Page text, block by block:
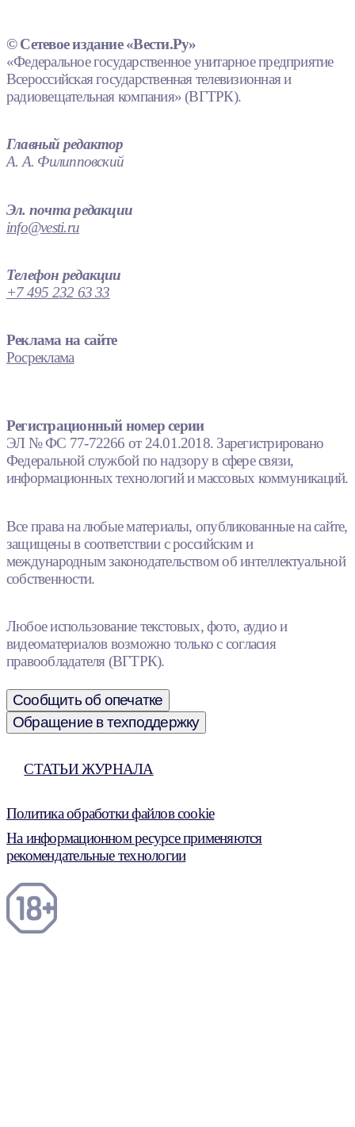
© Сетевое издание «Вести.Ру»
«Федеральное государственное унитарное предприятие
Всероссийская государственная телевизионная и
радиовещательная компания» (ВГТРК).
Главный редактор
А. А. Филипповский
Эл. почта редакции
info@vesti.ru
Телефон редакции
+7 495 232 63 33
Реклама на сайте
Росреклама
Регистрационный номер серии
ЭЛ № ФС 77-72266 от 24.01.2018. Зарегистрировано
Федеральной службой по надзору в сфере связи,
информационных технологий и массовых коммуникаций.
Все права на любые материалы, опубликованные на сайте,
защищены в соответствии с российским и
международным законодательством об интеллектуальной
собственности.
Любое использование текстовых, фото, аудио и
видеоматериалов возможно только с согласия
правообладателя (ВГТРК).
Сообщить об опечатке
Обращение в техподдержку
СТАТЬИ ЖУРНАЛА
Политика обработки файлов cookie
На информационном ресурсе применяются
рекомендательные технологии